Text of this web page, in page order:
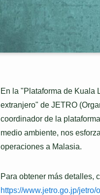
En la "Plataforma de Kuala
extranjero" de JETRO
coordinador de la
medio ambiente, nos
operaciones a Malasia.
Para obtener más detalles,
https://www.jetro.go.jp/